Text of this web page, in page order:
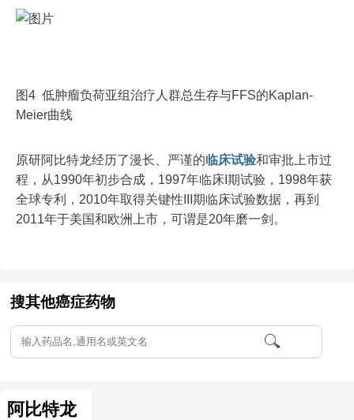
图4 低肿瘤负荷亚组治疗人群总生存与FFS的Kaplan-
Meier曲线
原研阿比特龙经历了漫长、严谨的临床试验和审批上市过
程，从1990年初步合成，1997年临床I期试验，1998年获
全球专利，2010年取得关键性III期临床试验数据，再到
2011年于美国和欧洲上市，可谓是20年磨一剑。
搜其他癌症药物
阿比特龙